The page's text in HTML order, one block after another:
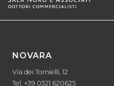
NOVARA
Via dei Tornielli, 12
Tel. +39 0321 620625